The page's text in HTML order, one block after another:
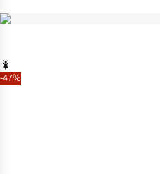
-47%